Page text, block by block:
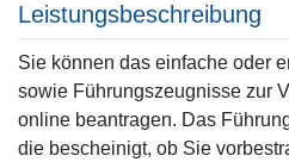
Leistungsbeschreibung
Sie können das einfache oder
sowie Führungszeugnisse zur
online beantragen. Das
die bescheinigt, ob Sie